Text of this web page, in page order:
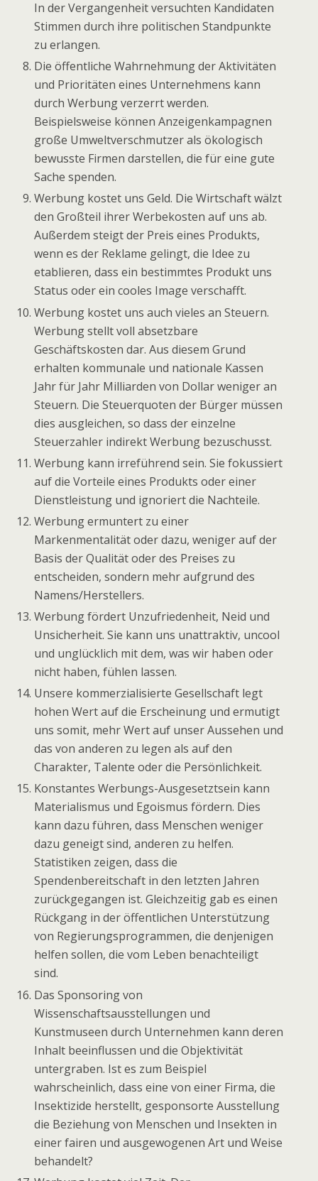
In der Vergangenheit versuchten Kandidaten
Stimmen durch ihre politischen Standpunkte
zu erlangen.
Die öffentliche Wahrnehmung der Aktivitäten
und Prioritäten eines Unternehmens kann
durch Werbung verzerrt werden.
Beispielsweise können Anzeigenkampagnen
große Umweltverschmutzer als ökologisch
bewusste Firmen darstellen, die für eine gute
Sache spenden.
Werbung kostet uns Geld. Die Wirtschaft wälzt
den Großteil ihrer Werbekosten auf uns ab.
Außerdem steigt der Preis eines Produkts,
wenn es der Reklame gelingt, die Idee zu
etablieren, dass ein bestimmtes Produkt uns
Status oder ein cooles Image verschafft.
Werbung kostet uns auch vieles an Steuern.
Werbung stellt voll absetzbare
Geschäftskosten dar. Aus diesem Grund
erhalten kommunale und nationale Kassen
Jahr für Jahr Milliarden von Dollar weniger an
Steuern. Die Steuerquoten der Bürger müssen
dies ausgleichen, so dass der einzelne
Steuerzahler indirekt Werbung bezuschusst.
Werbung kann irreführend sein. Sie fokussiert
auf die Vorteile eines Produkts oder einer
Dienstleistung und ignoriert die Nachteile.
Werbung ermuntert zu einer
Markenmentalität oder dazu, weniger auf der
Basis der Qualität oder des Preises zu
entscheiden, sondern mehr aufgrund des
Namens/Herstellers.
Werbung fördert Unzufriedenheit, Neid und
Unsicherheit. Sie kann uns unattraktiv, uncool
und unglücklich mit dem, was wir haben oder
nicht haben, fühlen lassen.
Unsere kommerzialisierte Gesellschaft legt
hohen Wert auf die Erscheinung und ermutigt
uns somit, mehr Wert auf unser Aussehen und
das von anderen zu legen als auf den
Charakter, Talente oder die Persönlichkeit.
Konstantes Werbungs-Ausgesetztsein kann
Materialismus und Egoismus fördern. Dies
kann dazu führen, dass Menschen weniger
dazu geneigt sind, anderen zu helfen.
Statistiken zeigen, dass die
Spendenbereitschaft in den letzten Jahren
zurückgegangen ist. Gleichzeitig gab es einen
Rückgang in der öffentlichen Unterstützung
von Regierungsprogrammen, die denjenigen
helfen sollen, die vom Leben benachteiligt
sind.
Das Sponsoring von
Wissenschaftsausstellungen und
Kunstmuseen durch Unternehmen kann deren
Inhalt beeinflussen und die Objektivität
untergraben. Ist es zum Beispiel
wahrscheinlich, dass eine von einer Firma, die
Insektizide herstellt, gesponsorte Ausstellung
die Beziehung von Menschen und Insekten in
einer fairen und ausgewogenen Art und Weise
behandelt?